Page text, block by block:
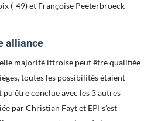
(-49) et Françoise Peeterbroeck
alliance
majorité ittroise peut être qualifiée
toutes les possibilités étaient
être conclue avec les 3 autres
par Christian Fayt et EPI s’est